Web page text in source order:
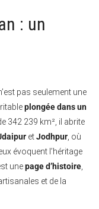
: un
pas seulement une
plongée dans un
342 239 km², il abrite
etJodhpur , où
évoquent l’héritage
unepage d’histoire
et de la